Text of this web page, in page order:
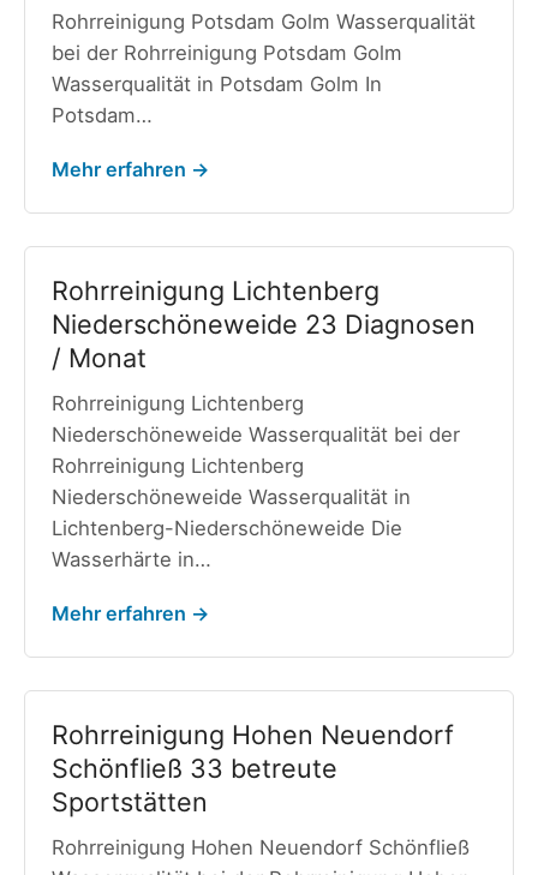
Rohrreinigung Potsdam Golm Wasserqualität
bei der Rohrreinigung Potsdam Golm
Wasserqualität in Potsdam Golm In
Potsdam…
Mehr erfahren →
Rohrreinigung Lichtenberg
Niederschöneweide 23 Diagnosen
/ Monat
Rohrreinigung Lichtenberg
Niederschöneweide Wasserqualität bei der
Rohrreinigung Lichtenberg
Niederschöneweide Wasserqualität in
Lichtenberg-Niederschöneweide Die
Wasserhärte in…
Mehr erfahren →
Rohrreinigung Hohen Neuendorf
Schönfließ 33 betreute
Sportstätten
Rohrreinigung Hohen Neuendorf Schönfließ